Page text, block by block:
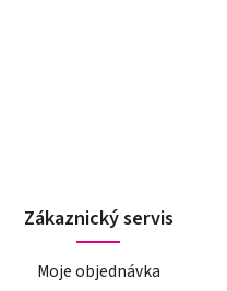
Zákaznický servis
Moje objednávka